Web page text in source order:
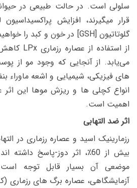
سلولی است. در حالت طبیعی در
قرار میگیرند، افزایش
گلوتاتیون [GSH] در خون و کبد را
از استفاده از عصاره رزماری LPx
می‌یابد. از آنجایی که وجود مو از
های فیزیکی، شیمیایی و اشعه ماوراء
انواع کچلی ها و ریزش موها این اثر
اهمیت است.
اثر ضد التهابی
بیش از 60٪، اثر دوز-پاسخ
موضعی آن بسیار قابل توجه
آزمایشگاهی، عصاره برگ های رزماری